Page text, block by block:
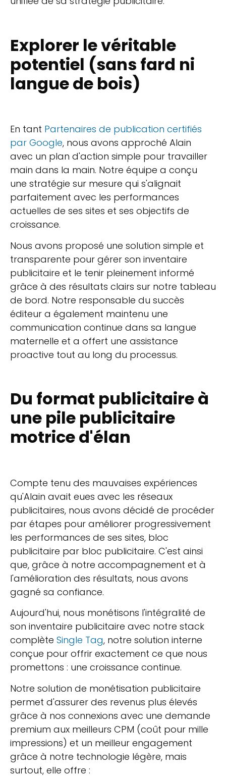
Explorer le véritable
potentiel (sans fard ni
langue de bois)
En tant Partenaires de publication certifiés
par Google, nous avons approché Alain
avec un plan d'action simple pour travailler
main dans la main. Notre équipe a conçu
une stratégie sur mesure qui s'alignait
parfaitement avec les performances
actuelles de ses sites et ses objectifs de
croissance.
Nous avons proposé une solution simple et
transparente pour gérer son inventaire
publicitaire et le tenir pleinement informé
grâce à des résultats clairs sur notre tableau
de bord. Notre responsable du succès
éditeur a également maintenu une
communication continue dans sa langue
maternelle et a offert une assistance
proactive tout au long du processus.
Du format publicitaire à
une pile publicitaire
motrice d'élan
Compte tenu des mauvaises expériences
qu'Alain avait eues avec les réseaux
publicitaires, nous avons décidé de procéder
par étapes pour améliorer progressivement
les performances de ses sites, bloc
publicitaire par bloc publicitaire. C'est ainsi
que, grâce à notre accompagnement et à
l'amélioration des résultats, nous avons
gagné sa confiance.
Aujourd'hui, nous monétisons l'intégralité de
son inventaire publicitaire avec notre stack
complète Single Tag, notre solution interne
conçue pour offrir exactement ce que nous
promettons : une croissance continue.
Notre solution de monétisation publicitaire
permet d'assurer des revenus plus élevés
grâce à nos connexions avec une demande
premium aux meilleurs CPM (coût pour mille
impressions) et un meilleur engagement
grâce à notre technologie légère, mais
surtout, elle offre :